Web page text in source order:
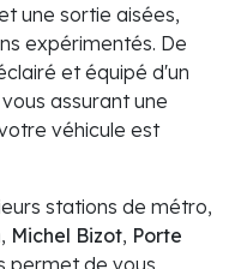
une sortie aisées,
expérimentés. De
et équipé d'un
vous assurant une
véhicule est
stations de métro,
, Michel Bizot, Porte
permet de vous